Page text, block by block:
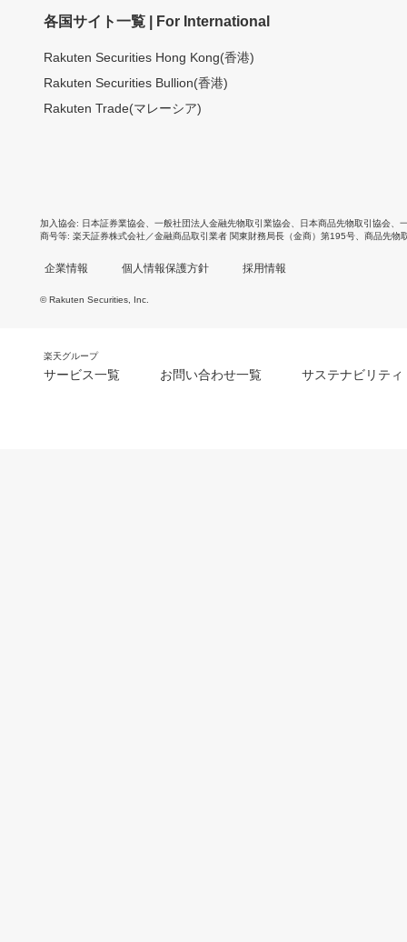
各国サイト一覧 | For International
Rakuten Securities Hong Kong(香港)
Rakuten Securities Bullion(香港)
Rakuten Trade(マレーシア)
加入協会 日本証券業協会 一般社団法人金融先物取引業協会 日本商品先物取引協会
商号等 楽天証券株式会社／金融商品取引業者 関東財務局長（金商）第195号、商品先物
企業情報 個人情報保護方針 採用情報
© Rakuten Securities, Inc.
楽天グループ
サービス一覧 お問い合わせ一覧 サステナビリティ